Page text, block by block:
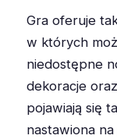
Gra oferuje
w których
niedostępne
dekoracje
pojawiają się
nastawiona